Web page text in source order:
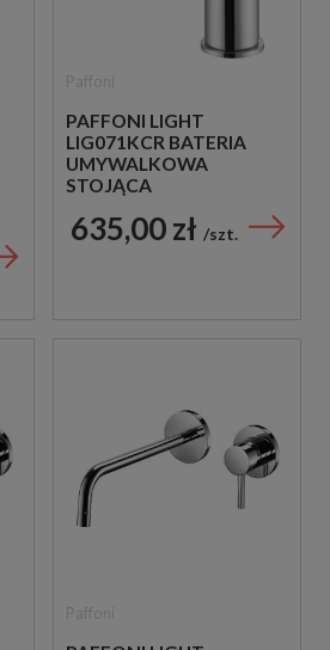
PAFFONI LIGHT
LIG071KCR BATERIA
UMYWALKOWA
STOJĄCA
CHROM
635,00 zł szt.